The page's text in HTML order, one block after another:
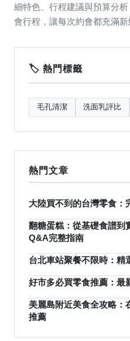
細特色、行程建議與預算分
會行程，讓每次約會都充滿新
🏷️ 熱門標籤
毛孔清潔 洗面乳評比
熱門文章
大陸買不到的台灣零食：
翻糖蛋糕：從基礎食譜到
Q&A完整指南
台北車站聚餐不限時：精
好市多必買零食推薦：最
美麗島附近美食全攻略：
推薦